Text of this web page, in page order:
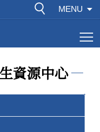
MENU
資源中心